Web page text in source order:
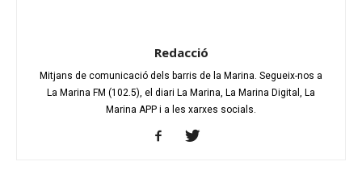
Redacció
Mitjans de comunicació dels barris de la Marina. Segueix-nos a
La Marina FM (102.5), el diari La Marina, La Marina Digital, La
Marina APP i a les xarxes socials.